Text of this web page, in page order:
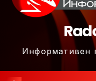
Информативен